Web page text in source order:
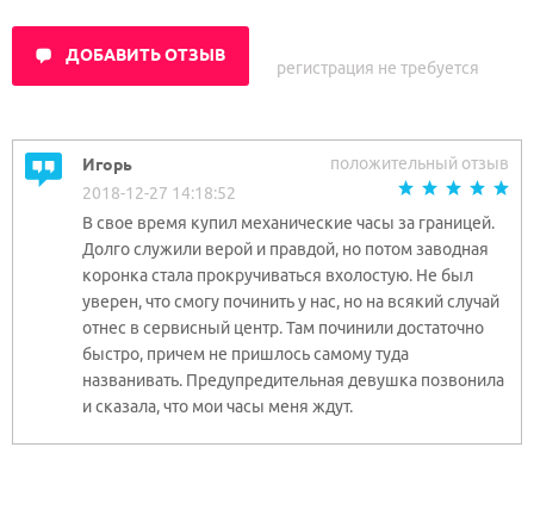
ДОБАВИТЬ ОТЗЫВ
регистрация не требуется
положительный отзыв
Игорь
2018-12-27 14:18:52
В свое время купил механические часы за границей.
Долго служили верой и правдой, но потом заводная
коронка стала прокручиваться вхолостую. Не был
уверен, что смогу починить у нас, но на всякий случай
отнес в сервисный центр. Там починили достаточно
быстро, причем не пришлось самому туда
названивать. Предупредительная девушка позвонила
и сказала, что мои часы меня ждут.